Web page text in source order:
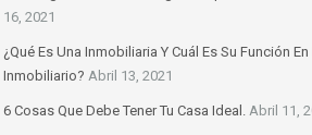
16, 2021
¿Qué Es Una Inmobiliaria Y Cuál Es Su Función
Inmobiliario? Abril 13, 2021
6 Cosas Que Debe Tener Tu Casa Ideal. Abril 11,